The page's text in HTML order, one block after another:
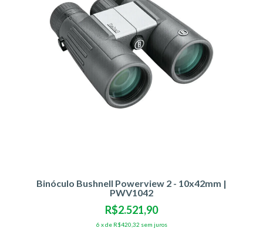
Binóculo Bushnell Powerview 2 - 10x42mm |
PWV1042
R$2.521,90
6 xde R$420,32 sem juros